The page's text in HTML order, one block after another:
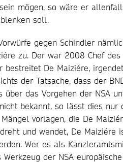
mögen, so wäre er
soll.
gegen Schindler
zu. Der war 2008 Chef
bestreitet De Maiziére,
der Tatsache, dass der
über das Vorgehen der NSA
bekannt, so lässt dies nur
vorlagen, die De
und wendet, De Maiziére
Wer es als
der NSA